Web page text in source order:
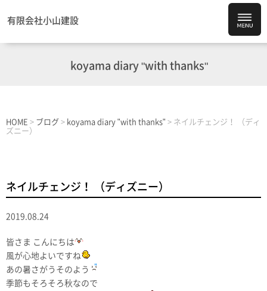
有限会社小山建設
koyama diary "with thanks"
HOME > ブログ > koyama diary "with thanks" > ネイルチェンジ！ （ディ
ズニー）
ネイルチェンジ！ （ディズニー）
2019.08.24
皆さま こんにちは
風が心地よいですね
あの暑さがうそのよう
季節もそろそろ秋なので